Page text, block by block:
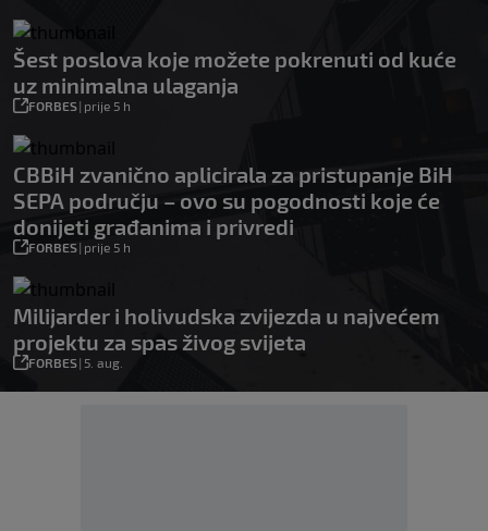
Šest poslova koje možete pokrenuti od kuće
uz minimalna ulaganja
FORBES| prije 5 h
CBBiH zvanično aplicirala za pristupanje BiH
SEPA području – ovo su pogodnosti koje će
donijeti građanima i privredi
FORBES| prije 5 h
Milijarder i holivudska zvijezda u najvećem
projektu za spas živog svijeta
FORBES| 5. aug.